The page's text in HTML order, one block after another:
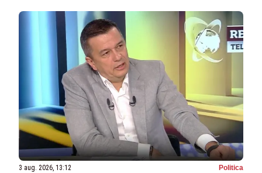
3 aug. 2026, 13:12 Politica